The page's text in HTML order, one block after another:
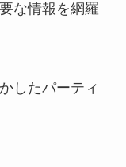
な情報を網羅
したパーティ